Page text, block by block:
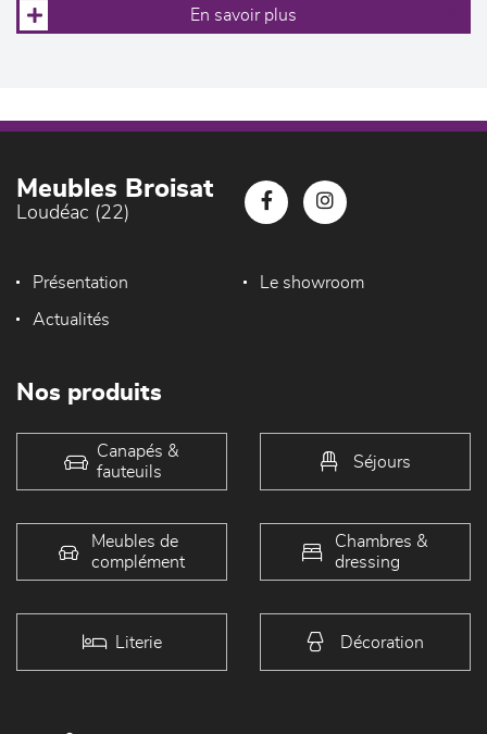
En savoir plus
Meubles Broisat
Loudéac (22)
Présentation Le showroom
Actualités
Nos produits
Canapés &
fauteuils
Séjours
Meubles de
complément
Chambres &
dressing
Literie Décoration